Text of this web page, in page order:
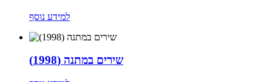
למידע נוסף
שירים במתנה (1998)